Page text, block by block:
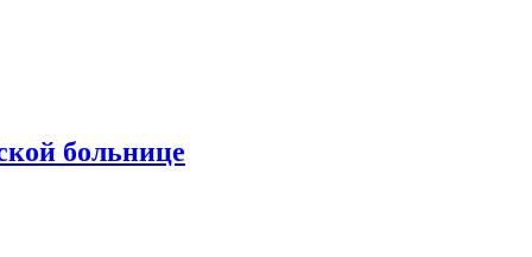
больнице